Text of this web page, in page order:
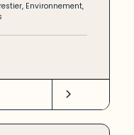
, Environnement,